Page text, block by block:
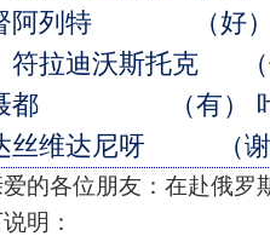
阿列特
（好
符拉迪沃斯托克
都
（有）
丝维达尼呀
（
的各位朋友：在赴俄罗
明：